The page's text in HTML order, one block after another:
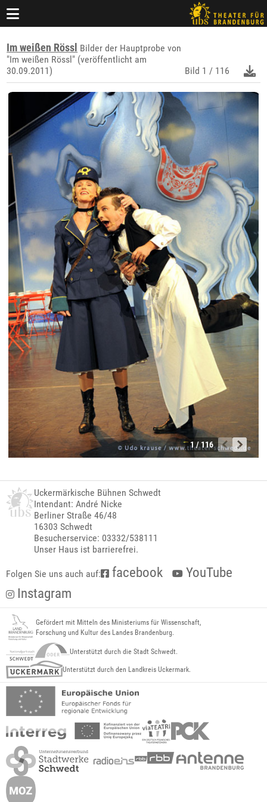
Im weißen Rössl Bilder der Hauptprobe von
"Im weißen Rössl" (veröffentlicht am
30.09.2011)
Bild 1 / 116
1 / 116
Uckermärkische Bühnen Schwedt
Intendant: André Nicke
Berliner Straße 46/48
16303 Schwedt
Besucherservice: 03332/538111
Unser Haus ist barrierefrei.
Folgen Sie uns auch auf: facebook
YouTube
Instagram
Gefördert mit Mitteln des Ministeriums für Wissenschaft,
Forschung und Kultur des Landes Brandenburg.
Unterstützt durch die Stadt Schwedt.
Unterstützt durch den Landkreis Uckermark.